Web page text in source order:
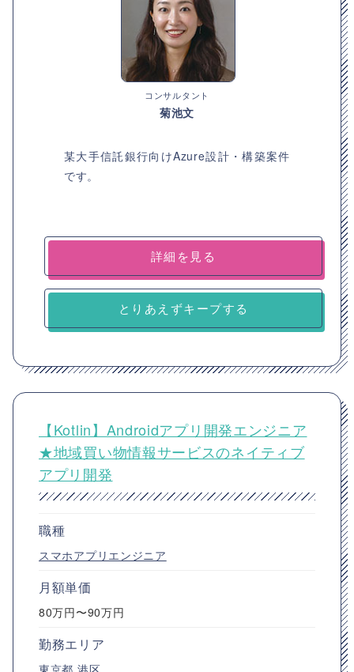
コンサルタント
菊池文
某大手信託銀行向けAzure設計・構築案件
です。
詳細を見る
とりあえずキープする
【Kotlin】Androidアプリ開発エンジニア
★地域買い物情報サービスのネイティブ
アプリ開発
職種
スマホアプリエンジニア
月額単価
80万円〜90万円
勤務エリア
東京都 港区